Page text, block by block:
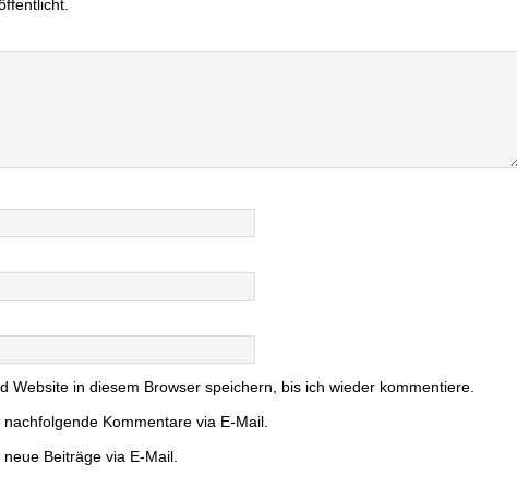
Website in diesem Browser speichern, bis ich wieder kommentiere.
Kommentare via E-Mail.
Beiträge via E-Mail.